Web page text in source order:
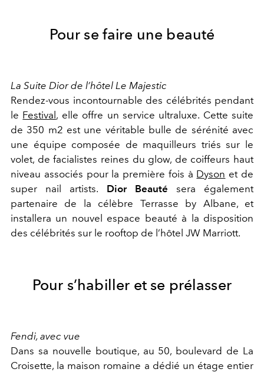
Pour se faire une beauté
La Suite Dior de l’hôtel Le Majestic
Rendez-vous incontournable des célébrités pendant
le Festival, elle offre un service ultraluxe. Cette suite
de 350 m2 est une véritable bulle de sérénité avec
une équipe composée de maquilleurs triés sur le
volet, de facialistes reines du glow, de coiffeurs haut
niveau associés pour la première fois à Dyson et de
super nail artists. Dior Beauté sera également
partenaire de la célèbre Terrasse by Albane, et
installera un nouvel espace beauté à la disposition
des célébrités sur le rooftop de l’hôtel JW Marriott.
Pour s’habiller et se prélasser
Fendi, avec vue
Dans sa nouvelle boutique, au 50, boulevard de La
Croisette, la maison romaine a dédié un étage entier